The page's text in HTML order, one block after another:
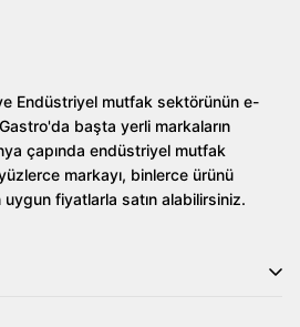
Endüstriyel mutfak sektörünün e-
başta yerli markaların
çapında endüstriyel mutfak
markayı, binlerce ürünü
uygun fiyatlarla satın alabilirsiniz.